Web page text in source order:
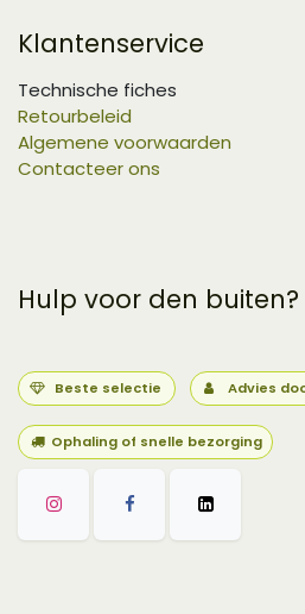
Klantenservice
Technische fiches
Retourbeleid
Algemene voorwaarden
Contacteer ons
Hulp voor den buiten?
Beste selectie Advies
Ophaling of snelle bezorging